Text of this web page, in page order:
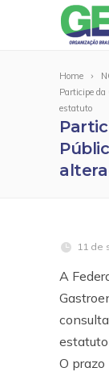
Home
Participe
estatuto
11 de
A
O